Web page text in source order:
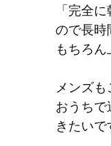
「完全
ので長時
もちろ
メンズ
おうちで
きたいで